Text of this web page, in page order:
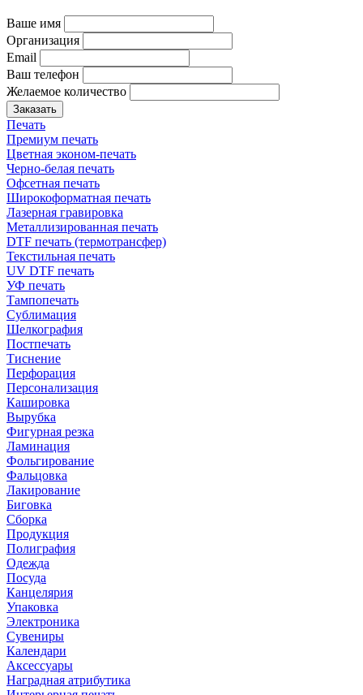
Ваше имя
Организация
Email
Ваш телефон
Желаемое количество
Заказать
Печать
Премиум печать
Цветная эконом-печать
Черно-белая печать
Офсетная печать
Широкоформатная печать
Лазерная гравировка
Металлизированная печать
DTF печать (термотрансфер)
Текстильная печать
UV DTF печать
УФ печать
Тампопечать
Сублимация
Шелкография
Постпечать
Тиснение
Перфорация
Персонализация
Кашировка
Вырубка
Фигурная резка
Ламинация
Фольгирование
Фальцовка
Лакирование
Биговка
Сборка
Продукция
Полиграфия
Одежда
Посуда
Канцелярия
Упаковка
Электроника
Сувениры
Календари
Аксессуары
Наградная атрибутика